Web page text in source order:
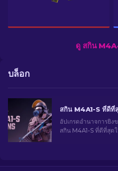
ดู สกิน
บล็อก
อัปเกรดอำนาจการยิง
สกิน M4A1-S ที่ดีที่สุด